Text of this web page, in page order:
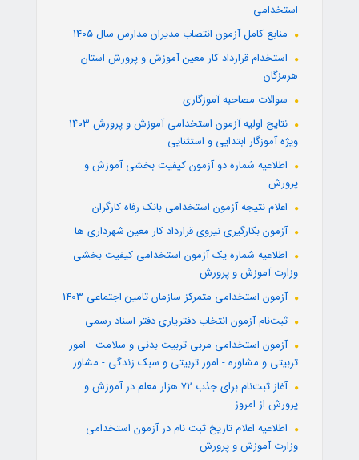
استخدامی
منابع کامل آزمون انتصاب مدیران مدارس سال ۱۴۰۵
استخدام قرارداد کار معین آموزش و پرورش استان
هرمزگان
سوالات مصاحبه آموزگاری
نتایج اولیه آزمون استخدامی آموزش و پرورش ۱۴۰۳
ویژه آموزگار ابتدایی و استثنایی
اطلاعیه شماره دو آزمون کیفیت بخشی آموزش و
پرورش
اعلام نتیجه آزمون استخدامی بانک رفاه کارگران
آزمون بکارگیری نیروی قرارداد کار معین شهرداری ها
اطلاعیه شماره یک آزمون استخدامی کیفیت بخشی
وزارت آموزش و پرورش
آزمون استخدامی متمرکز سازمان تامین اجتماعی 1403
ثبت‌نام آزمون انتخاب دفتریاری دفتر اسناد رسمی
آزمون استخدامی مربی تربیت بدنی و سلامت - امور
تربیتی و مشاوره - امور تربیتی و سبک زندگی - مشاور
آغاز ثبت‌نام برای جذب ۷۲ هزار معلم در آموزش و
پرورش از امروز
اطلاعیه اعلام تاریخ ثبت نام در آزمون استخدامی
وزارت آموزش و پرورش